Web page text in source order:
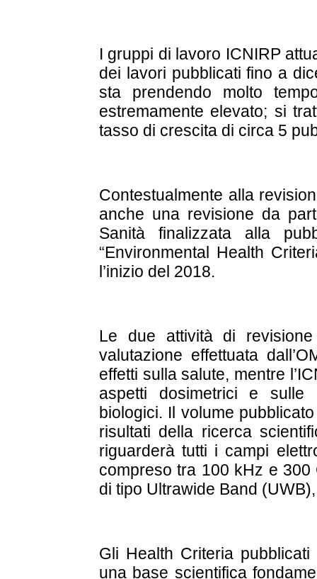
I gruppi di lavoro ICNIRP
dei lavori pubblicati fino a
sta prendendo molto
estremamente elevato; si
tasso di crescita di circa 5
Contestualmente alla
anche una revisione da
Sanità finalizzata alla
“Environmental Health
l’inizio del 2018.
Le due attività di
valutazione effettuata
effetti sulla salute, mentre
aspetti dosimetrici e sulle
biologici. Il volume
risultati della ricerca
riguarderà tutti i campi
compreso tra 100 kHz e
di tipo Ultrawide Band
Gli Health Criteria pubblicati
una base scientifica